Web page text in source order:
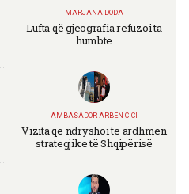
MARJANA DODA
Lufta që gjeografia refuzoi ta
humbte
AMBASADOR ARBEN CICI
Vizita që ndryshoi të ardhmen
strategjike të Shqipërisë